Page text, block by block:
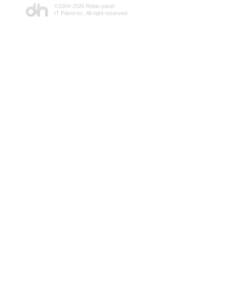
©2004-2026 Robin panel
IT Patrol inc. All right reserved.